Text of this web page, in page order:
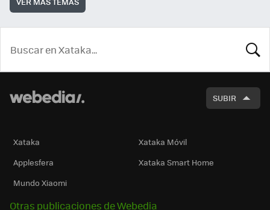
SUBIR
Xataka
Xataka Móvil
Applesfera
Xataka Smart Home
Mundo Xiaomi
Otras publicaciones de Webedia